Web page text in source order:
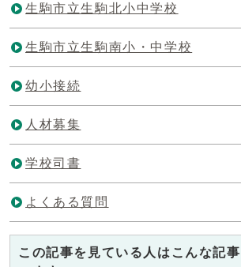
生駒市立生駒北小中学校
生駒市立生駒南小・中学校
幼小接続
人材募集
学校司書
よくある質問
この記事を見ている人はこんな記